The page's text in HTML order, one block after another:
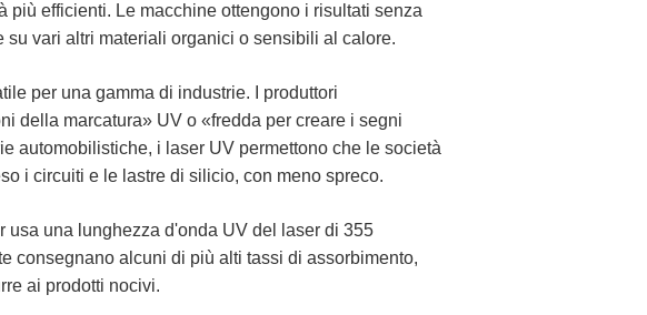
efficienti. Le macchine ottengono i risultati senza
vari altri materiali organici o sensibili al calore.
per una gamma di industrie. I produttori
della marcatura» UV o «fredda per creare i segni
automobilistiche, i laser UV permettono che le società
i circuiti e le lastre di silicio, con meno spreco.
usa una lunghezza d'onda UV del laser di 355
consegnano alcuni di più alti tassi di assorbimento,
ai prodotti nocivi.